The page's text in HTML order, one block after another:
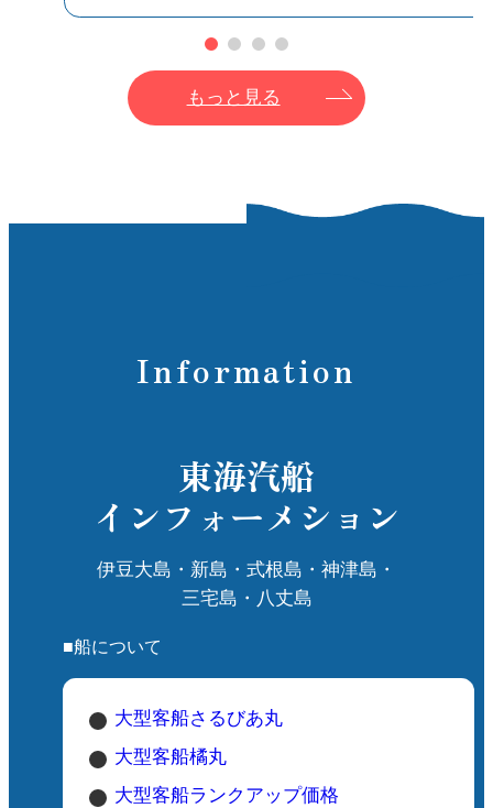
もっと見る
Information
東海汽船
インフォーメション
伊豆大島・新島・式根島・神津島・
三宅島・八丈島
■船について
大型客船さるびあ丸
大型客船橘丸
大型客船ランクアップ価格